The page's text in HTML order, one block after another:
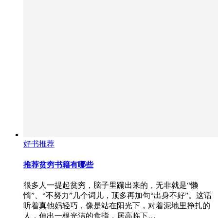
好书推荐
推荐贫穷书籍有哪些
很多人一提起贫穷，脑子里蹦出来的，无非就是“懒
惰”、“不努力”几个词儿，顶多再加句“出身不好”。这话
听着真他妈轻巧，像是站在阳光下，对着泥地里挣扎的
人，伸出一根光洁的食指，居高临下…